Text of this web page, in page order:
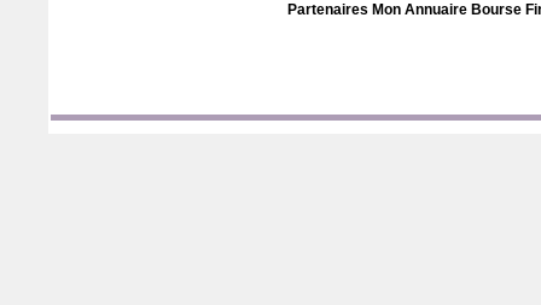
Partenaires Mon Annuaire Bourse